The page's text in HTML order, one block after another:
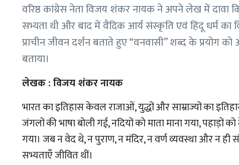
वरिष्ठ कांग्रेस नेता विजय शंकर नायक ने अपने लेख में दावा
सभ्यता थी और बाद में वैदिक आर्य संस्कृति एवं हिंदू धर्म का
प्राचीन जीवन दर्शन बताते हुए “वनवासी” शब्द के प्रयोग
बताया।
लेखक : विजय शंकर नायक
भारत का इतिहास केवल राजाओं, युद्धों और साम्राज्यों का
जंगलों की भाषा बोली गई, नदियों को माता माना गया,
गया। जब न वेद थे, न पुराण, न मंदिर, न वर्ण व्यवस्था और न
सभ्यताएँ जीवित थीं।